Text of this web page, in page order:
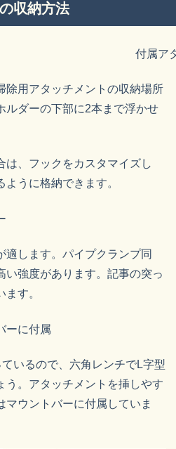
収納方法
除用アタッチメントの収納場所
ルダーの下部に2本まで浮かせ
は、フックをカスタマイズし
うに格納できます。
適します。パイプクランプ同
い強度があります。記事の突っ
す。
いるので、六角レンチでL字型
う。アタッチメントを挿しやす
マウントバーに付属していま